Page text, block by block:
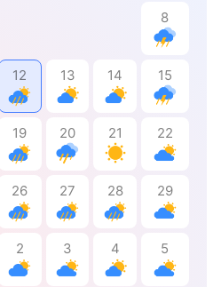
8
12 13 14 15
19 20 21 22
26 27 28 29
2 3 4 5